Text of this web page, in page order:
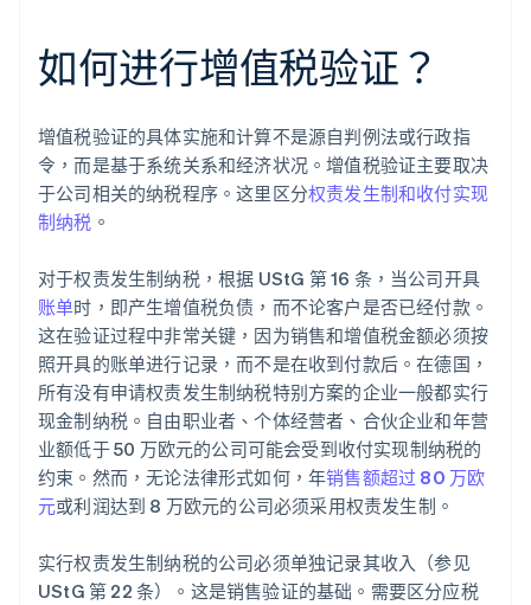
如何进行增值税验证？
增值税验证的具体实施和计算不是源自判例法或行政指
令，而是基于系统关系和经济状况。增值税验证主要取决
于公司相关的纳税程序。这里区分权责发生制和收付实现
制纳税 。
对于权责发生制纳税，根据 UStG 第 16 条，当公司开具
账单时，即产生增值税负债，而不论客户是否已经付款。
这在验证过程中非常关键，因为销售和增值税金额必须按
照开具的账单进行记录，而不是在收到付款后。在德国，
所有没有申请权责发生制纳税特别方案的企业一般都实行
现金制纳税。自由职业者、个体经营者、合伙企业和年营
业额低于 50 万欧元的公司可能会受到收付实现制纳税的
约束。然而，无论法律形式如何，年销售额超过 80 万欧
元或利润达到 8 万欧元的公司必须采用权责发生制。
实行权责发生制纳税的公司必须单独记录其收入（参见
UStG 第 22 条）。这是销售验证的基础。需要区分应税